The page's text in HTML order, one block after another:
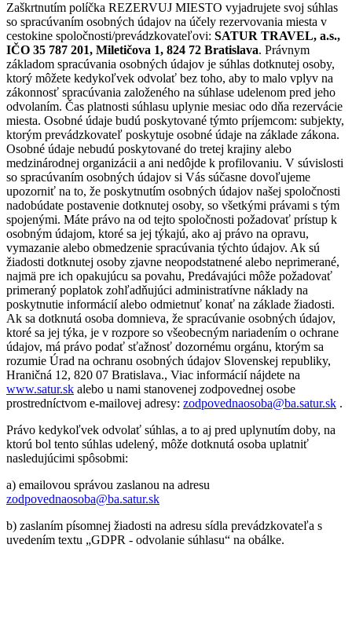
Zaškrtnutím políčka REZERVUJ MIESTO vyjadrujete svoj súhlas
so spracúvaním osobných údajov na účely rezervovania miesta v
cestokine spoločnosti/prevádzkovateľovi: SATUR TRAVEL, a.s.,
IČO 35 787 201, Miletičova 1, 824 72 Bratislava. Právnym
základom spracúvania osobných údajov je súhlas dotknutej osoby,
ktorý môžete kedykoľvek odvolať bez toho, aby to malo vplyv na
zákonnosť spracúvania založeného na súhlase udelenom pred jeho
odvolaním. Čas platnosti súhlasu uplynie mesiac odo dňa rezervácie
miesta. Osobné údaje budú poskytované týmto príjemcom: subjekty,
ktorým prevádzkovateľ poskytuje osobné údaje na základe zákona.
Osobné údaje nebudú poskytované do tretej krajiny alebo
medzinárodnej organizácii a ani nedôjde k profilovaniu. V súvislosti
so spracúvaním osobných údajov si Vás súčasne dovoľujeme
upozorniť na to, že poskytnutím osobných údajov našej spoločnosti
nadobúdate postavenie dotknutej osoby, so všetkými právami s tým
spojenými. Máte právo na od tejto spoločnosti požadovať prístup k
osobným údajom, ktoré sa jej týkajú, ako aj právo na opravu,
vymazanie alebo obmedzenie spracúvania týchto údajov. Ak sú
žiadosti dotknutej osoby zjavne neopodstatnené alebo neprimerané,
najmä pre ich opakujúcu sa povahu, Predávajúci môže požadovať
primeraný poplatok zohľadňujúci administratívne náklady na
poskytnutie informácií alebo odmietnuť konať na základe žiadosti.
Ak sa dotknutá osoba domnieva, že spracúvanie osobných údajov,
ktoré sa jej týka, je v rozpore so všeobecným nariadením o ochrane
údajov, má právo podať sťažnosť dozornému orgánu, ktorým sa
rozumie Úrad na ochranu osobných údajov Slovenskej republiky,
Hraničná 12, 820 07 Bratislava., Viac informácií nájdete na
www.satur.sk alebo u nami stanovenej zodpovednej osobe
prostredníctvom e-mailovej adresy: zodpovednaosoba@ba.satur.sk .
Právo kedykoľvek odvolať súhlas, a to aj pred uplynutím doby, na
ktorú bol tento súhlas udelený, môže dotknutá osoba uplatniť
nasledujúcimi spôsobmi:
a) emailovou správou zaslanou na adresu
zodpovednaosoba@ba.satur.sk
b) zaslaním písomnej žiadosti na adresu sídla prevádzkovateľa s
uvedením textu „GDPR - odvolanie súhlasu“ na obálke.